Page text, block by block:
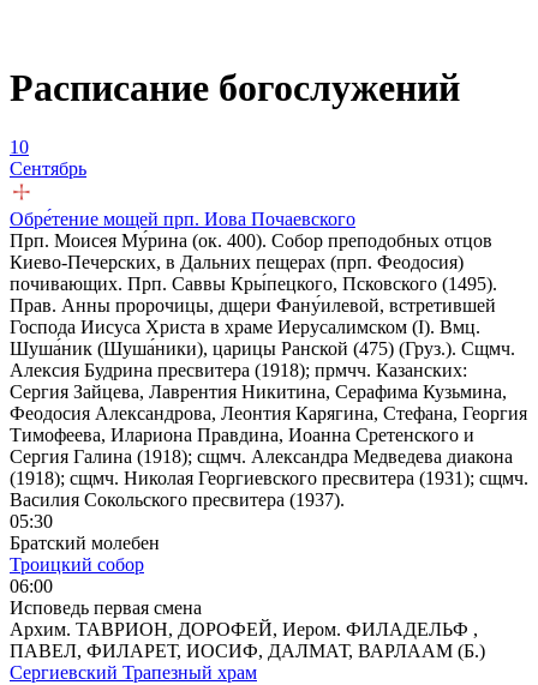
Расписание богослужений
10
Сентябрь
Обре́тение мощей прп. Иова Почаевского
Прп. Моисея Му́рина (ок. 400). Собор преподобных отцов
Киево-Печерских, в Дальних пещерах (прп. Феодосия)
почивающих. Прп. Саввы Кры́пецкого, Псковского (1495).
Прав. Анны пророчицы, дщери Фану́илевой, встретившей
Господа Иисуса Христа в храме Иерусалимском (I). Вмц.
Шуша́ник (Шуша́ники), царицы Ранской (475) (Груз.). Сщмч.
Алексия Будрина пресвитера (1918); прмчч. Казанских:
Сергия Зайцева, Лаврентия Никитина, Серафима Кузьмина,
Феодосия Александрова, Леонтия Карягина, Стефана, Георгия
Тимофеева, Илариона Правдина, Иоанна Сретенского и
Сергия Галина (1918); сщмч. Александра Медведева диакона
(1918); сщмч. Николая Георгиевского пресвитера (1931); сщмч.
Василия Сокольского пресвитера (1937).
05:30
Братский молебен
Троицкий собор
06:00
Исповедь первая смена
Архим. ТАВРИОН, ДОРОФЕЙ, Иером. ФИЛАДЕЛЬФ ,
ПАВЕЛ, ФИЛАРЕТ, ИОСИФ, ДАЛМАТ, ВАРЛААМ (Б.)
Сергиевский Трапезный храм